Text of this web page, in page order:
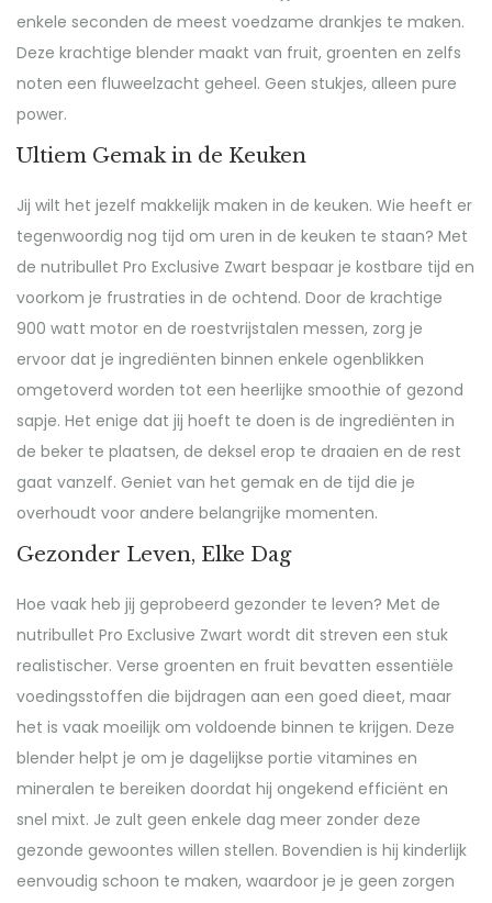
enkele seconden de meest voedzame drankjes te maken.
Deze krachtige blender maakt van fruit, groenten en zelfs
noten een fluweelzacht geheel. Geen stukjes, alleen pure
power.
Ultiem Gemak in de Keuken
Jij wilt het jezelf makkelijk maken in de keuken. Wie heeft er
tegenwoordig nog tijd om uren in de keuken te staan? Met
de nutribullet Pro Exclusive Zwart bespaar je kostbare tijd en
voorkom je frustraties in de ochtend. Door de krachtige
900 watt motor en de roestvrijstalen messen, zorg je
ervoor dat je ingrediënten binnen enkele ogenblikken
omgetoverd worden tot een heerlijke smoothie of gezond
sapje. Het enige dat jij hoeft te doen is de ingrediënten in
de beker te plaatsen, de deksel erop te draaien en de rest
gaat vanzelf. Geniet van het gemak en de tijd die je
overhoudt voor andere belangrijke momenten.
Gezonder Leven, Elke Dag
Hoe vaak heb jij geprobeerd gezonder te leven? Met de
nutribullet Pro Exclusive Zwart wordt dit streven een stuk
realistischer. Verse groenten en fruit bevatten essentiële
voedingsstoffen die bijdragen aan een goed dieet, maar
het is vaak moeilijk om voldoende binnen te krijgen. Deze
blender helpt je om je dagelijkse portie vitamines en
mineralen te bereiken doordat hij ongekend efficiënt en
snel mixt. Je zult geen enkele dag meer zonder deze
gezonde gewoontes willen stellen. Bovendien is hij kinderlijk
eenvoudig schoon te maken, waardoor je je geen zorgen